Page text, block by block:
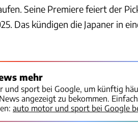
Seine Premiere feiert der
Das kündigen die Japaner in
mehr
und sport bei Google, um künftig
angezeigt zu bekommen.
auto motor und sport bei Google